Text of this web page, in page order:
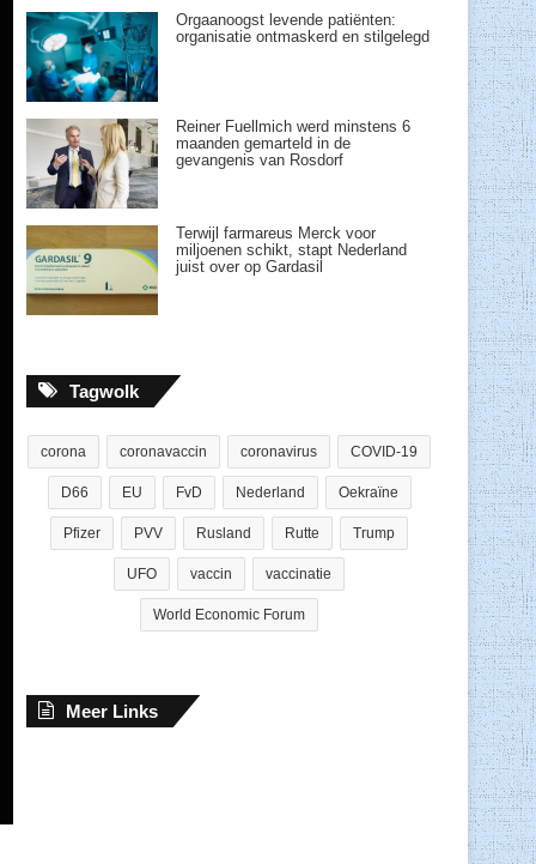
Orgaanoogst levende patiënten:
organisatie ontmaskerd en stilgelegd
Reiner Fuellmich werd minstens 6
maanden gemarteld in de
gevangenis van Rosdorf
Terwijl farmareus Merck voor
miljoenen schikt, stapt Nederland
juist over op Gardasil
Tagwolk
corona coronavaccin coronavirus COVID-19
D66 EU FvD Nederland Oekraïne
Pfizer PVV Rusland Rutte Trump
UFO vaccin vaccinatie
World Economic Forum
Meer Links